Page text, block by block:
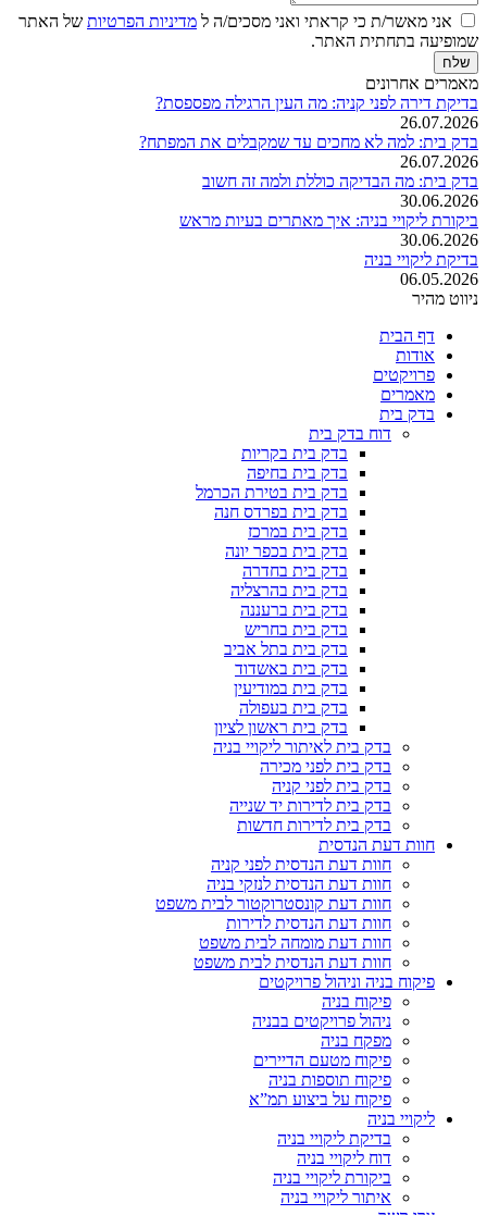
אני מאשר/ת כי קראתי ואני מסכים/ה ל מדיניות הפרטיות של האתר
שמופיעה בתחתית האתר.
שלח
מאמרים אחרונים
בדיקת דירה לפני קניה: מה העין הרגילה מפספסת?
26.07.2026
בדק בית: למה לא מחכים עד שמקבלים את המפתח?
26.07.2026
בדק בית: מה הבדיקה כוללת ולמה זה חשוב
30.06.2026
ביקורת ליקויי בניה: איך מאתרים בעיות מראש
30.06.2026
בדיקת ליקויי בניה
06.05.2026
ניווט מהיר
דף הבית
אודות
פרויקטים
מאמרים
בדק בית
דוח בדק בית
בדק בית בקריות
בדק בית בחיפה
בדק בית בטירת הכרמל
בדק בית בפרדס חנה
בדק בית במרכז
בדק בית בכפר יונה
בדק בית בחדרה
בדק בית בהרצליה
בדק בית ברעננה
בדק בית בחריש
בדק בית בתל אביב
בדק בית באשדוד
בדק בית במודיעין
בדק בית בעפולה
בדק בית ראשון לציון
בדק בית לאיתור ליקויי בניה
בדק בית לפני מכירה
בדק בית לפני קניה
בדק בית לדירות יד שנייה
בדק בית לדירות חדשות
חוות דעת הנדסית
חוות דעת הנדסית לפני קניה
חוות דעת הנדסית לנזקי בניה
חוות דעת קונסטרוקטור לבית משפט
חוות דעת הנדסית לדירות
חוות דעת מומחה לבית משפט
חוות דעת הנדסית לבית משפט
פיקוח בניה וניהול פרויקטים
פיקוח בניה
ניהול פרויקטים בבניה
מפקח בניה
פיקוח מטעם הדיירים
פיקוח תוספות בניה
פיקוח על ביצוע תמ”א
ליקויי בניה
בדיקת ליקויי בניה
דוח ליקויי בניה
ביקורת ליקויי בניה
איתור ליקויי בניה